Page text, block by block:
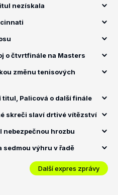
nezískala
o čtvrtfinále na Masters
změnu tenisových
Palicová o další finále
skreči slaví drtivé vítězství
nebezpečnou hrozbu
sedmou výhru v řadě
Další expres zprávy